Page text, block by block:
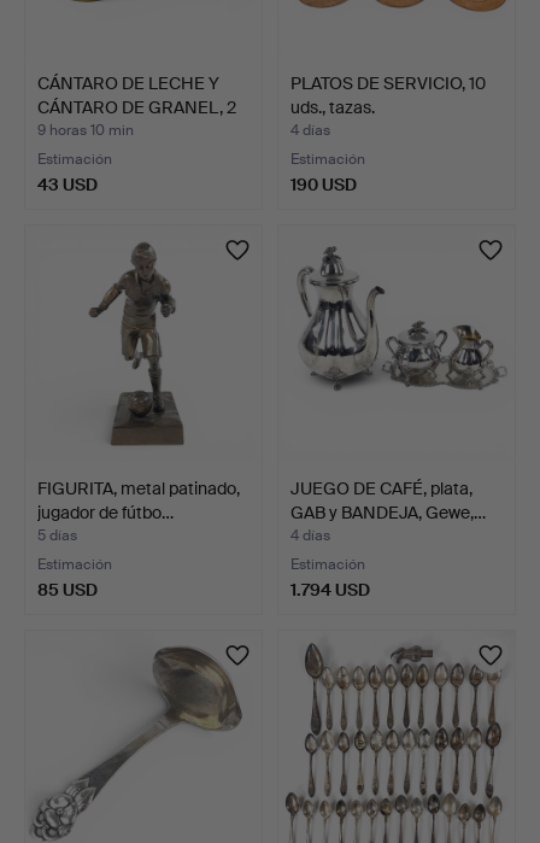
CÁNTARO DE LECHE Y
CÁNTARO DE GRANEL, 2
ud…
9 horas 10 min
Estimación
43 USD
PLATOS DE SERVICIO, 10
uds., tazas.
4 días
Estimación
190 USD
FIGURITA, metal patinado,
jugador de fútbo…
5 días
Estimación
85 USD
JUEGO DE CAFÉ, plata,
GAB y BANDEJA, Gewe,…
4 días
Estimación
1.794 USD